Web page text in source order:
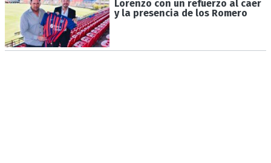
Lorenzo con un refuerzo al caer
y la presencia de los Romero